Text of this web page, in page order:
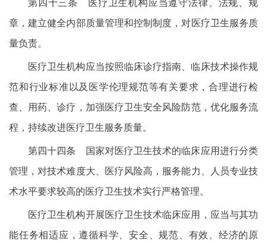
第四十三条 医疗卫生机构应当遵守法律、法规、规
章，建立健全内部质量管理和控制制度，对医疗卫生服务质
量负责。
医疗卫生机构应当按照临床诊疗指南、临床技术操作规
范和行业标准以及医学伦理规范等有关要求，合理进行检
查、用药、诊疗，加强医疗卫生安全风险防范，优化服务流
程，持续改进医疗卫生服务质量。
第四十四条 国家对医疗卫生技术的临床应用进行分类
管理，对技术难度大、医疗风险高，服务能力、人员专业技
术水平要求较高的医疗卫生技术实行严格管理。
医疗卫生机构开展医疗卫生技术临床应用，应当与其功
能任务相适应，遵循科学、安全、规范、有效、经济的原